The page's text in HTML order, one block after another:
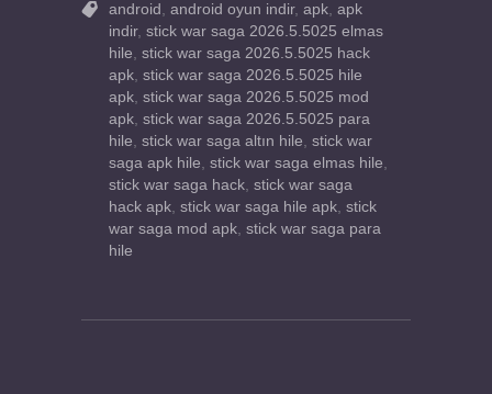
android
android oyun indir, apk apk
indir, stick war saga 2026.5.5025 elmas
hile stick war saga 2026.5.5025 hack
apk stick war saga 2026.5.5025 hile
apk stick war saga 2026.5.5025 mod
apk stick war saga 2026.5.5025 para
hile stick war saga altın hile stick war
saga apk hile stick war saga elmas hile
stick war saga hack stick war saga
hack apk stick war saga hile apk stick
war saga mod apk stick war saga para
hile